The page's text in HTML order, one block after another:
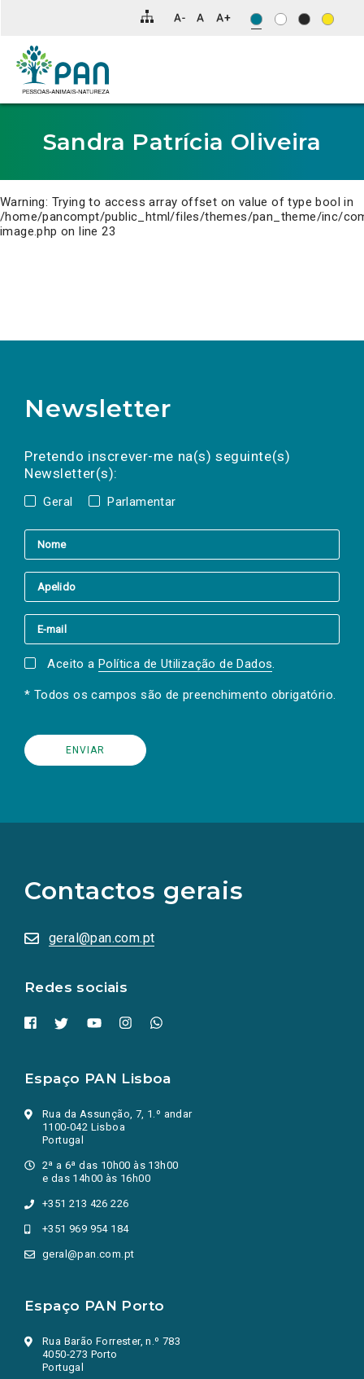
para
conteúdo
principal
da
Sandra Patrícia Oliveira
Warning: Trying to access array offset on value of type bool in
/home/pancompt/public_html/files/themes/pan_theme/inc/
image.php on line23
Newsletter
Pretendo inscrever-me na(s) seguinte(s)
Newsletter(s):
Geral Parlamentar
a(s) newsletter(s).
mail
Aceito a Política de Utilização de Dados.
* Todos os campos são de preenchimento obrigatório.
Contactos gerais
geral@pan.com.pt
Redes sociais
redes
sociais
numa
nova
Espaço PAN Lisboa
Rua da Assunção, 7, 1.º andar
1100-042 Lisboa
Portugal
2ª a 6ª das 10h00 às 13h00
e das 14h00 às 16h00
+351 213 426 226
+351 969 954 184
geral@pan.com.pt
Espaço PAN Porto
Rua Barão Forrester, n.º 783
4050-273 Porto
Portugal